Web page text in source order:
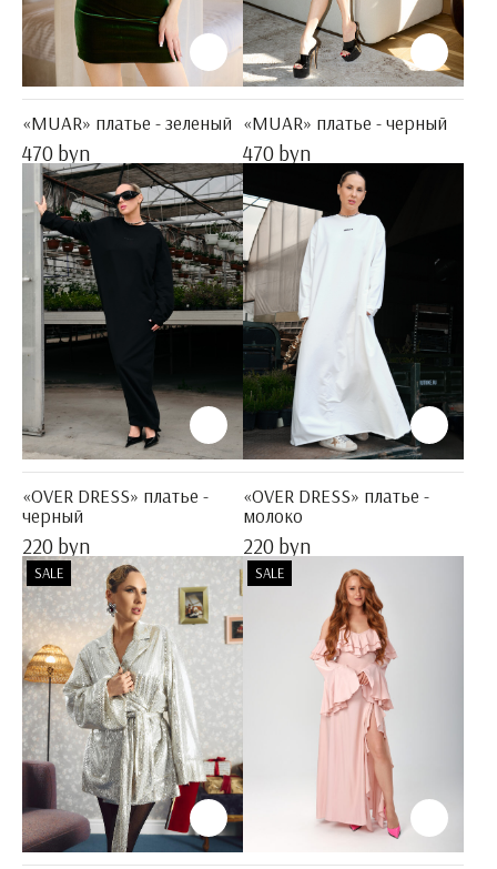
«MUAR» платье - зеленый
470 byn
«MUAR» платье - черный
470 byn
«OVER DRESS» платье -
черный
220 byn
«OVER DRESS» платье -
молоко
220 byn
SALE SALE